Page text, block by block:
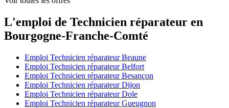
L'emploi de Technicien réparateur en
Bourgogne-Franche-Comté
Emploi Technicien réparateur Beaune
Emploi Technicien réparateur Belfort
Emploi Technicien réparateur Besançon
Emploi Technicien réparateur Dijon
Emploi Technicien réparateur Dole
Emploi Technicien réparateur Gueugnon